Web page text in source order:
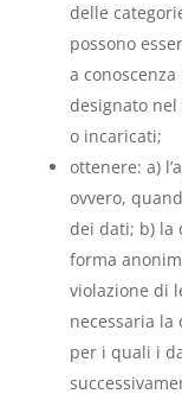
delle
possono
a
designato
o incaricati;
ottenere: a)
ovvero,
dei dati; b) la
forma
violazione di
necessaria la
per i quali i